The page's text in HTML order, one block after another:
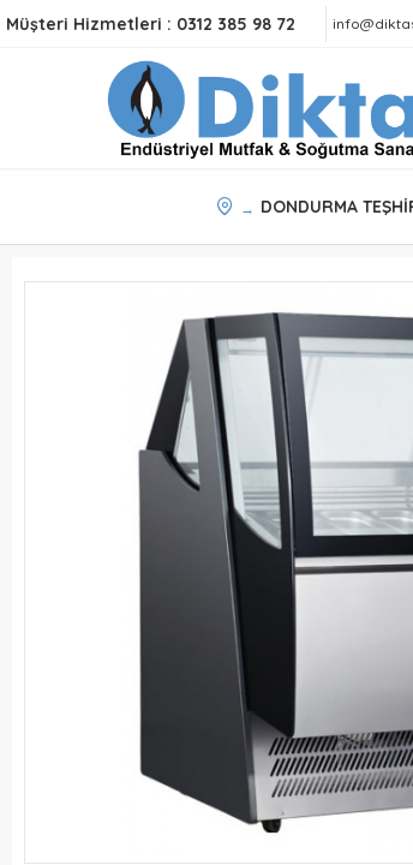
Müşteri Hizmetleri : 0312 385 98 72
DONDURMA